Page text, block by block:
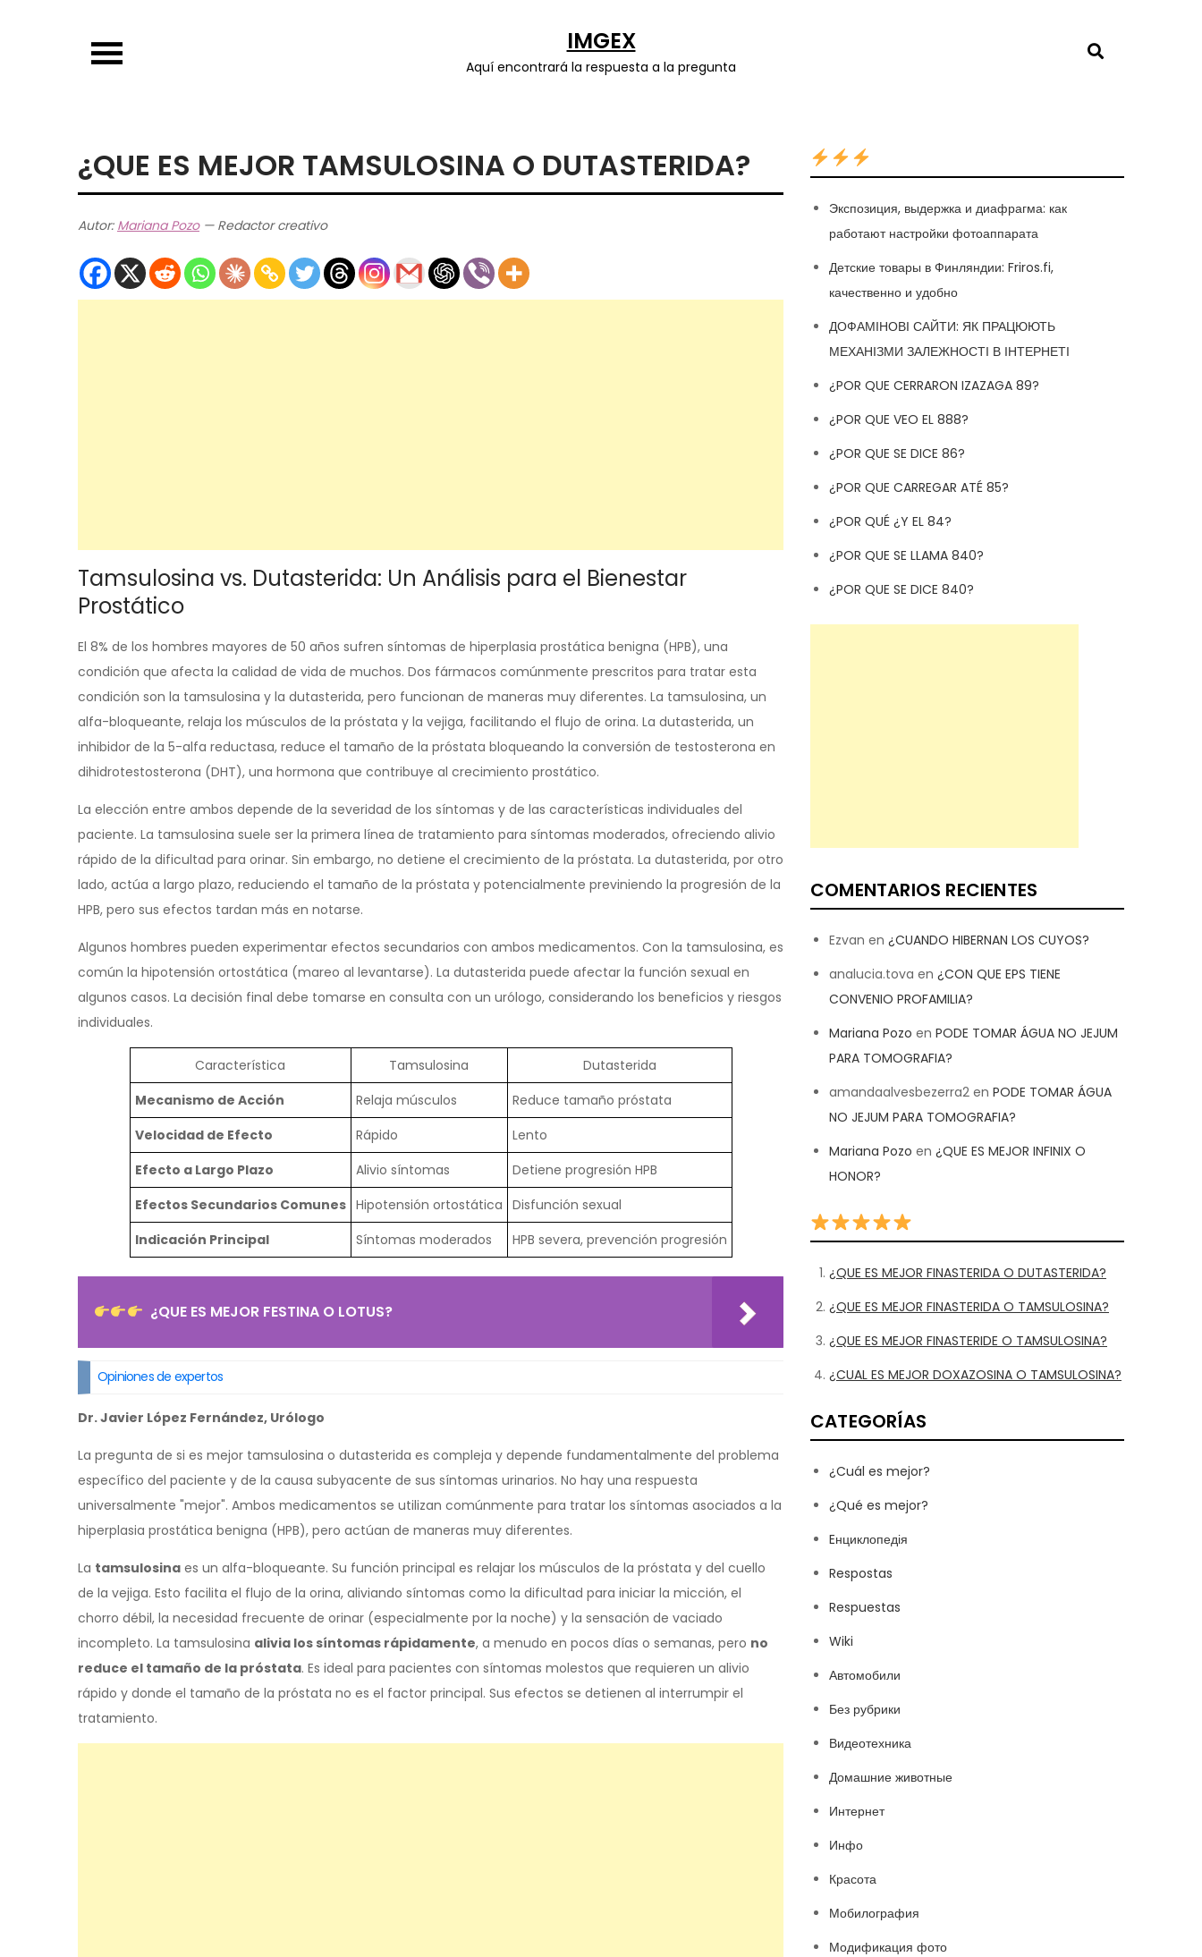
IMGEX
Aquí encontrará la respuesta a la pregunta
¿QUE ES MEJOR TAMSULOSINA O DUTASTERIDA?
Autor: Mariana Pozo— Redactor creativo
Tamsulosina vs. Dutasterida: Un Análisis para el Bienestar
Prostático
El 8% de los hombres mayores de 50 años sufren síntomas de hiperplasia prostática benigna (HPB), una
condición que afecta la calidad de vida de muchos. Dos fármacos comúnmente prescritos para tratar esta
condición son la tamsulosina y la dutasterida, pero funcionan de maneras muy diferentes. La tamsulosina, un
alfa-bloqueante, relaja los músculos de la próstata y la vejiga, facilitando el flujo de orina. La dutasterida, un
inhibidor de la 5-alfa reductasa, reduce el tamaño de la próstata bloqueando la conversión de testosterona en
dihidrotestosterona (DHT), una hormona que contribuye al crecimiento prostático.
La elección entre ambos depende de la severidad de los síntomas y de las características individuales del
paciente. La tamsulosina suele ser la primera línea de tratamiento para síntomas moderados, ofreciendo alivio
rápido de la dificultad para orinar. Sin embargo, no detiene el crecimiento de la próstata. La dutasterida, por otro
lado, actúa a largo plazo, reduciendo el tamaño de la próstata y potencialmente previniendo la progresión de la
HPB, pero sus efectos tardan más en notarse.
Algunos hombres pueden experimentar efectos secundarios con ambos medicamentos. Con la tamsulosina, es
común la hipotensión ortostática (mareo al levantarse). La dutasterida puede afectar la función sexual en
algunos casos. La decisión final debe tomarse en consulta con un urólogo, considerando los beneficios y riesgos
individuales.
Característica Tamsulosina
Dutasterida
Mecanismo de Acción
Relaja músculos
Reduce tamaño próstata
Velocidad de Efecto
Rápido
Lento
Efecto a Largo Plazo
Alivio síntomas
Detiene progresión HPB
Efectos Secundarios Comunes Hipotensión ortostática Disfunción sexual
Indicación Principal
Síntomas moderados HPB severa, prevención progresión
¿QUE ES MEJOR FESTINA O LOTUS?
Opiniones de expertos
Dr. Javier López Fernández, Urólogo
La pregunta de si es mejor tamsulosina o dutasterida es compleja y depende fundamentalmente del problema
específico del paciente y de la causa subyacente de sus síntomas urinarios. No hay una respuesta
universalmente "mejor". Ambos medicamentos se utilizan comúnmente para tratar los síntomas asociados a la
hiperplasia prostática benigna (HPB), pero actúan de maneras muy diferentes.
La tamsulosina es un alfa-bloqueante. Su función principal es relajar los músculos de la próstata y del cuello
de la vejiga. Esto facilita el flujo de la orina, aliviando síntomas como la dificultad para iniciar la micción, el
chorro débil, la necesidad frecuente de orinar (especialmente por la noche) y la sensación de vaciado
incompleto. La tamsulosina alivia los síntomas rápidamente, a menudo en pocos días o semanas, pero no
reduce el tamaño de la próstata. Es ideal para pacientes con síntomas molestos que requieren un alivio
rápido y donde el tamaño de la próstata no es el factor principal. Sus efectos se detienen al interrumpir el
tratamiento.
Экспозиция, выдержка и диафрагма: как
работают настройки фотоаппарата
Детские товары в Финляндии: Friros.fi,
качественно и удобно
ДОФАМІНОВІ САЙТИ: ЯК ПРАЦЮЮТЬ
МЕХАНІЗМИ ЗАЛЕЖНОСТІ В ІНТЕРНЕТІ
¿POR QUE CERRARON IZAZAGA 89?
¿POR QUE VEO EL 888?
¿POR QUE SE DICE 86?
¿POR QUE CARREGAR ATÉ 85?
¿POR QUÉ ¿Y EL 84?
¿POR QUE SE LLAMA 840?
¿POR QUE SE DICE 840?
COMENTARIOS RECIENTES
Ezvan en ¿CUANDO HIBERNAN LOS CUYOS?
analucia.tova en ¿CON QUE EPS TIENE
CONVENIO PROFAMILIA?
Mariana Pozo en PODE TOMAR ÁGUA NO JEJUM
PARA TOMOGRAFIA?
amandaalvesbezerra2 en PODE TOMAR ÁGUA
NO JEJUM PARA TOMOGRAFIA?
Mariana Pozo en ¿QUE ES MEJOR INFINIX O
HONOR?
¿QUE ES MEJOR FINASTERIDA O DUTASTERIDA?
¿QUE ES MEJOR FINASTERIDA O TAMSULOSINA?
¿QUE ES MEJOR FINASTERIDE O TAMSULOSINA?
¿CUAL ES MEJOR DOXAZOSINA O TAMSULOSINA?
CATEGORÍAS
¿Cuál es mejor?
¿Qué es mejor?
Eнциклопедія
Respostas
Respuestas
Wiki
Автомобили
Без рубрики
Видеотехника
Домашние животные
Интернет
Инфо
Красота
Мобилография
Модификация фото